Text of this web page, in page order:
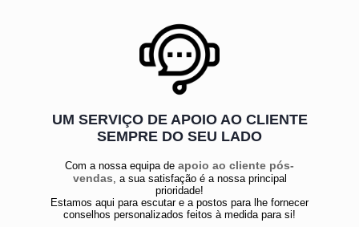
UM SERVIÇO DE APOIO AO CLIENTE
SEMPRE DO SEU LADO
Com a nossa equipa de apoio ao cliente pós-
vendas, a sua satisfação é a nossa principal
prioridade!
Estamos aqui para escutar e a postos para lhe fornecer
conselhos personalizados feitos à medida para si!